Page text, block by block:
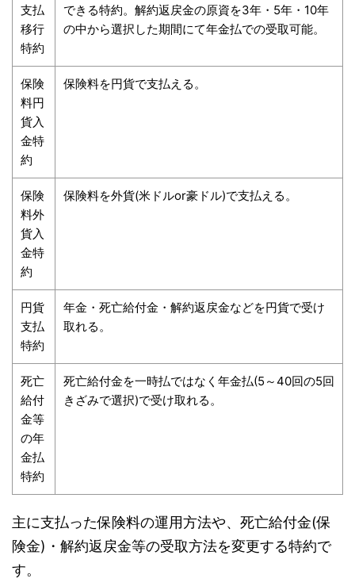
支払
移行
特約
できる特約。解約返戻金の原資を3年・5年・10年
の中から選択した期間にて年金払での受取可能。
保険
料円
貨入
金特
約
保険料を円貨で支払える。
保険
料外
貨入
金特
約
保険料を外貨(米ドルor豪ドル)で支払える。
円貨
支払
特約
年金・死亡給付金・解約返戻金などを円貨で受け
取れる。
死亡
給付
金等
の年
金払
特約
死亡給付金を一時払ではなく年金払(5～40回の5回
きざみで選択)で受け取れる。
主に支払った保険料の運用方法や、死亡給付金(保
険金)・解約返戻金等の受取方法を変更する特約で
す。